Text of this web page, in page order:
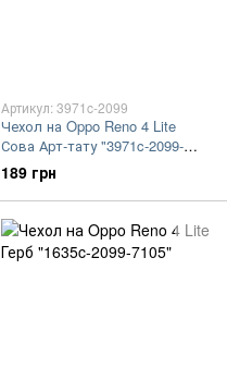
Артикул: 3971c-2099
Чехол на Oppo Reno 4 Lite
Сова Арт-тату "3971c-2099-
7105"
189 грн